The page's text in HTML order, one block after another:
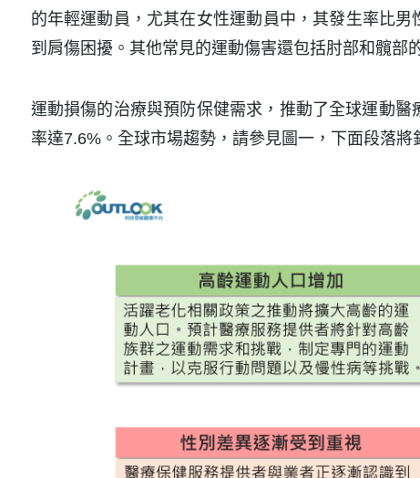
的年輕運動員，尤其在女性運動員中，其發生率比
到肩傷困擾。其他常見的運動傷害還包括肘部和髖部
運動損傷的治療與預防保健需求，推動了全球運動
率達7.6%。全球市場趨勢，請參見圖一，下面段落